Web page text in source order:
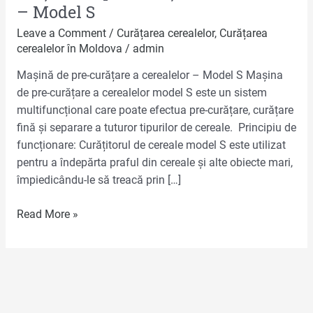
– Model S
Leave a Comment / Curățarea cerealelor, Curățarea
cerealelor în Moldova / admin
Mașină de pre-curățare a cerealelor – Model S Mașina
de pre-curățare a cerealelor model S este un sistem
multifuncțional care poate efectua pre-curățare, curățare
fină și separare a tuturor tipurilor de cereale. Principiu de
funcționare: Curățitorul de cereale model S este utilizat
pentru a îndepărta praful din cereale și alte obiecte mari,
împiedicându-le să treacă prin […]
Read More »